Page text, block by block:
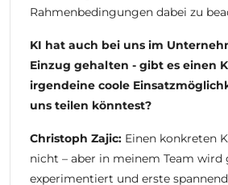
Rahmenbedingungen dabei zu
KI hat auch bei uns im
Einzug gehalten - gibt es einen
irgendeine coole
uns teilen könntest?
Christoph Zajic: Einen konkreten
nicht – aber in meinem Team wird
experimentiert und erste